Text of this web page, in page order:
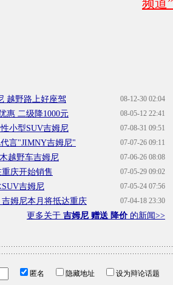
频道”
08-12-30 02:04
越野路上好座驾
08-05-12 22:41
惠 二级降1000元
07-08-31 09:51
小型SUV吉姆尼
07-07-26 09:11
言"JIMNY吉姆尼"
07-06-26 08:08
越野车吉姆尼
07-05-29 09:02
庆开始销售
07-05-24 07:56
吉姆尼
07-04-18 23:30
姆尼本月将抵达重庆
更多关于 吉姆尼 赠送 降价的新闻>>
匿名 隐藏地址
设为辩论话题